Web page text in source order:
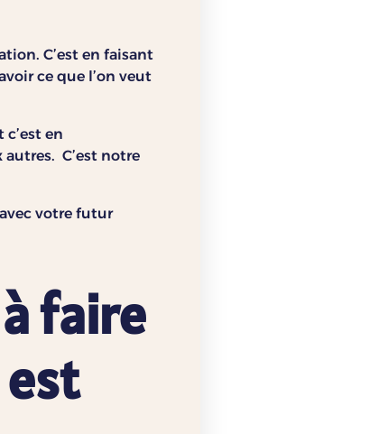
C’est en faisant
ce que l’on veut
en
C’est notre
votre futur
faire